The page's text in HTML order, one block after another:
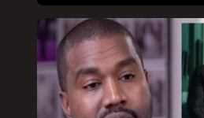
le grandi
“Addio